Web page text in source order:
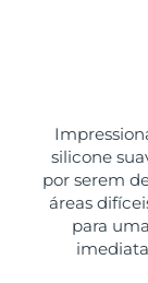
silicone
por serem
áreas
para